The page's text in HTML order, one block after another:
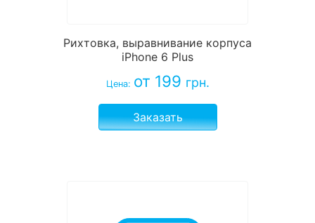
Рихтовка, выравнивание корпуса
iPhone 6 Plus
Цена: от 199 грн.
Заказать